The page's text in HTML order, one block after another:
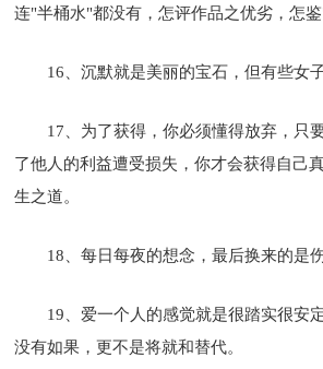
连"半桶水"都没有，怎评作品之优劣，怎
16、沉默就是美丽的宝石，但有些女
17、为了获得，你必须懂得放弃，只
了他人的利益遭受损失，你才会获得自己
生之道。
18、每日每夜的想念，最后换来的是
19、爱一个人的感觉就是很踏实很安
没有如果，更不是将就和替代。